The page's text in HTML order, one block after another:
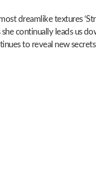
dreamlike textures
continually leads us
to reveal new